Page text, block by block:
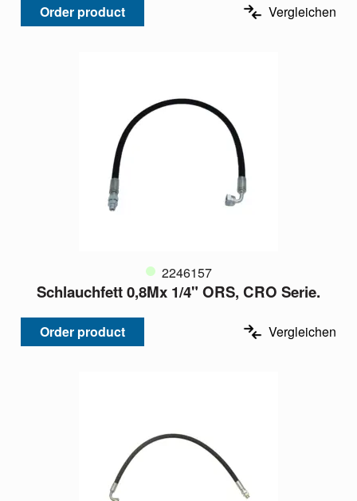
Order product Vergleichen
2246157
Schlauchfett 0,8Mx 1/4" ORS, CRO Serie.
Order product Vergleichen